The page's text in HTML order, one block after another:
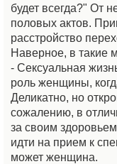
будет всегда?" От
половых актов.
расстройство
Наверное, в такие
- Сексуальная
роль женщины,
Деликатно, но
сожалению, в
за своим
идти на прием к
может женщина.